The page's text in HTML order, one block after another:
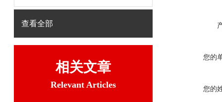
查看全部
相关文章
Relevant Articles
您的
您的